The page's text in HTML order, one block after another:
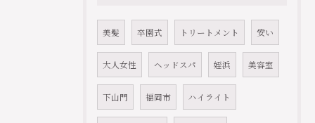
美髪 卒園式 トリートメント 安い
大人女性 ヘッドスパ 姪浜 美容室
下山門 福岡市 ハイライト